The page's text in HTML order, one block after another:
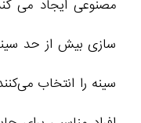
مصنوعی ایجاد می
سازی بیش از حد
سینه را انتخاب